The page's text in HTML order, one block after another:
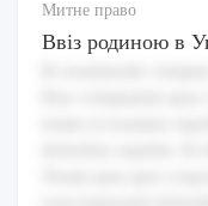
Митне право
Ввіз родиною в